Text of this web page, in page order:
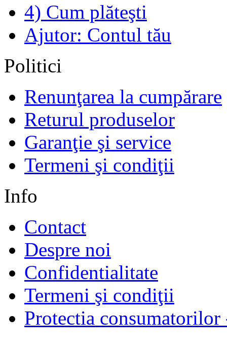
4) Cum plăteşti
Ajutor: Contul tău
Politici
Renunţarea la cumpărare
Returul produselor
Garanţie şi service
Termeni şi condiţii
Info
Contact
Despre noi
Confidentialitate
Termeni şi condiţii
Protectia